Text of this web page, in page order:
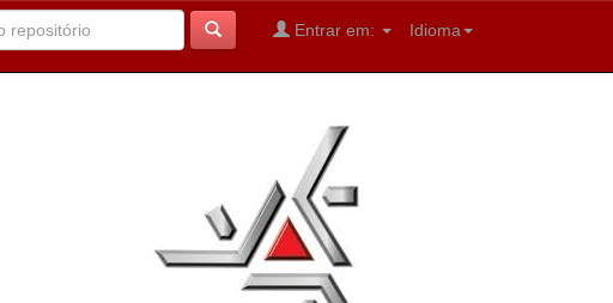
Idioma
Entrar em: